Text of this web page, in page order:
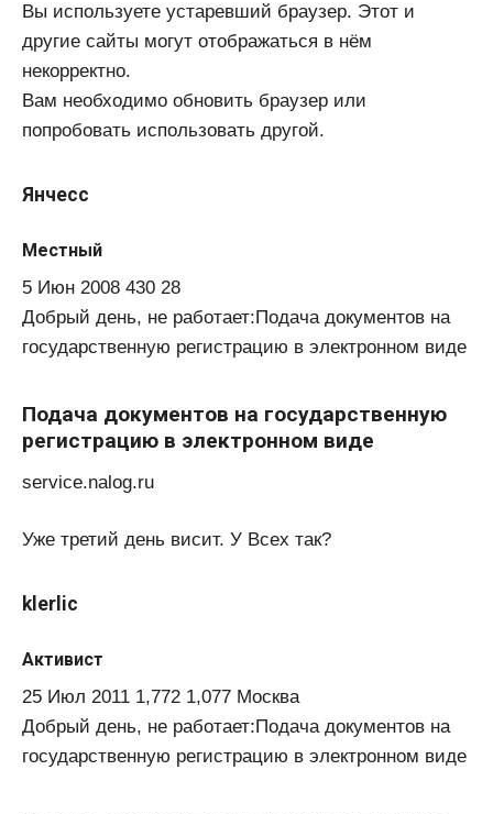
Вы используете устаревший браузер. Этот и
другие сайты могут отображаться в нём
некорректно.
Вам необходимо обновить браузер или
попробовать использовать другой.
Янчесс
Местный
5 Июн 2008 430 28
Добрый день, не работает:Подача документов на
государственную регистрацию в электронном виде
Подача документов на государственную
регистрацию в электронном виде
service.nalog.ru
Уже третий день висит. У Всех так?
klerlic
Активист
25 Июл 2011 1,772 1,077 Москва
Добрый день, не работает:Подача документов на
государственную регистрацию в электронном виде